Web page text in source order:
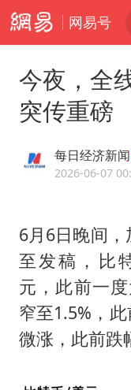
网易号
今夜，全
突传重磅
每日经济新闻
2026-06-07
6月6日晚间
至发稿，比
元，此前一
窄至1.5%，
微涨，此前跌